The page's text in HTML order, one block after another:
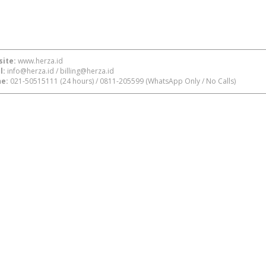
www.herza.id
info@herza.id / billing@herza.id
021-50515111 (24 hours) / 0811-205599 (WhatsApp Only / No Calls)